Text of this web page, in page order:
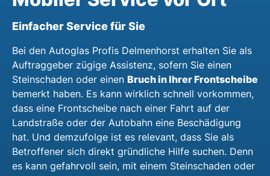
Einfacher Service für Sie
Bei den Autoglas Profis Delmenhorst erhalten Sie als
Auftraggeber zügige Assistenz, sofern Sie einen
Steinschaden oder einen Bruch in Ihrer Frontscheibe
bemerkt haben. Es kann wirklich schnell vorkommen,
dass eine Frontscheibe nach einer Fahrt auf der
Landstraße oder der Autobahn eine Beschädigung
hat. Und demzufolge ist es relevant, dass Sie als
Betroffener sich direkt gründliche Hilfe suchen. Denn
es kann gefahrvoll sein, mit einem Steinschaden oder